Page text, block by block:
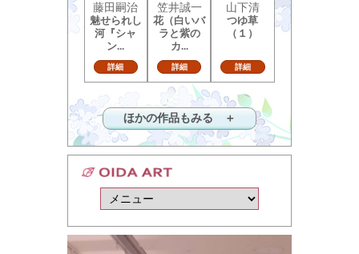
藤田嗣治
魅せられし
河『シャ
ン...
詳細
笠井誠一
花（白いバ
ラと紫の
カ...
詳細
山下清
つゆ草
（１）
詳細
ほかの作品もみる ＋